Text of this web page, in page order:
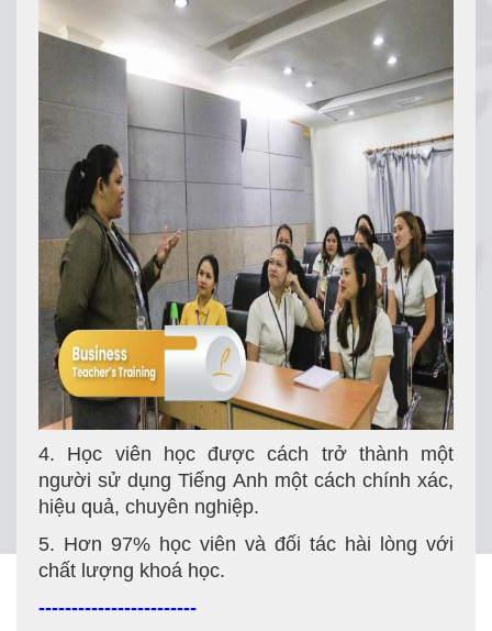
4. Học viên học được cách trở thành một
người sử dụng Tiếng Anh một cách chính xác,
hiệu quả, chuyên nghiệp.
5. Hơn 97% học viên và đối tác hài lòng với
chất lượng khoá học.
------------------------